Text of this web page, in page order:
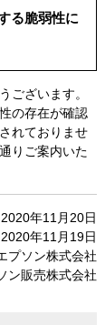
る脆弱性に
ございます。
の存在が確認
れておりませ
りご案内いた
年11月20日
年11月19日
プソン株式会社
ン販売株式会社